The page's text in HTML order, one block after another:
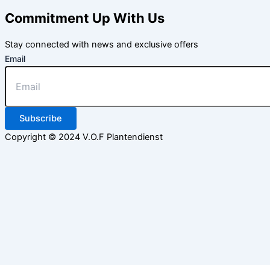
Commitment Up With Us
Stay connected with news and exclusive offers
Email
Subscribe
Copyright © 2024 V.O.F Plantendienst